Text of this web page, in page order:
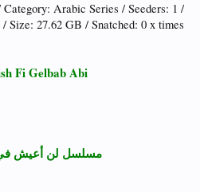
Arabic Series / Seeders: 1 /
Size: 27.62 GB / Snatched: 0 x times
Fi Gelbab Abi
مسلسل لن أعيش